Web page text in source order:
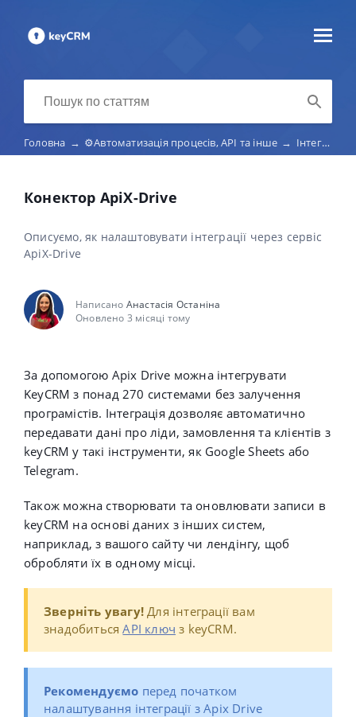
Головна → ⚙️Автоматизація процесів, API та інше → Інтеграції через конектори
Конектор ApiX-Drive
Описуємо, як налаштовувати інтеграції через сервіс
ApiX-Drive
Написано Анастасія Останіна
Оновлено 3 місяці тому
За допомогою Apix Drive можна інтегрувати
KeyCRM з понад 270 системами без залучення
програмістів. Інтеграція дозволяє автоматично
передавати дані про ліди, замовлення та клієнтів з
keyCRM у такі інструменти, як Google Sheets або
Telegram.
Також можна створювати та оновлювати записи в
keyCRM на основі даних з інших систем,
наприклад, з вашого сайту чи лендінгу, щоб
обробляти їх в одному місці.
Зверніть увагу! Для інтеграції вам
знадобитьсяAPI ключ з keyCRM.
Рекомендуємо перед початком
налаштування інтеграції з Apix Drive